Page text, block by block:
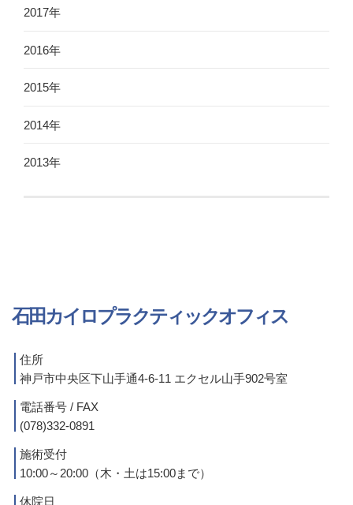
2017年
2016年
2015年
2014年
2013年
石田カイロプラクティックオフィス
住所
神戸市中央区下山手通4-6-11 エクセル山手902号室
電話番号 / FAX
(078)332-0891
施術受付
10:00～20:00（木・土は15:00まで）
休院日